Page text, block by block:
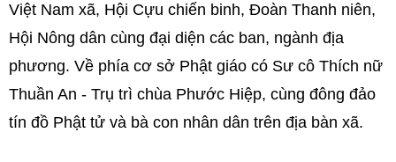
Việt Nam xã, Hội Cựu chiến binh, Đoàn Thanh niên,
Hội Nông dân cùng đại diện các ban, ngành địa
phương. Về phía cơ sở Phật giáo có Sư cô Thích nữ
Thuần An - Trụ trì chùa Phước Hiệp, cùng đông đảo
tín đồ Phật tử và bà con nhân dân trên địa bàn xã.